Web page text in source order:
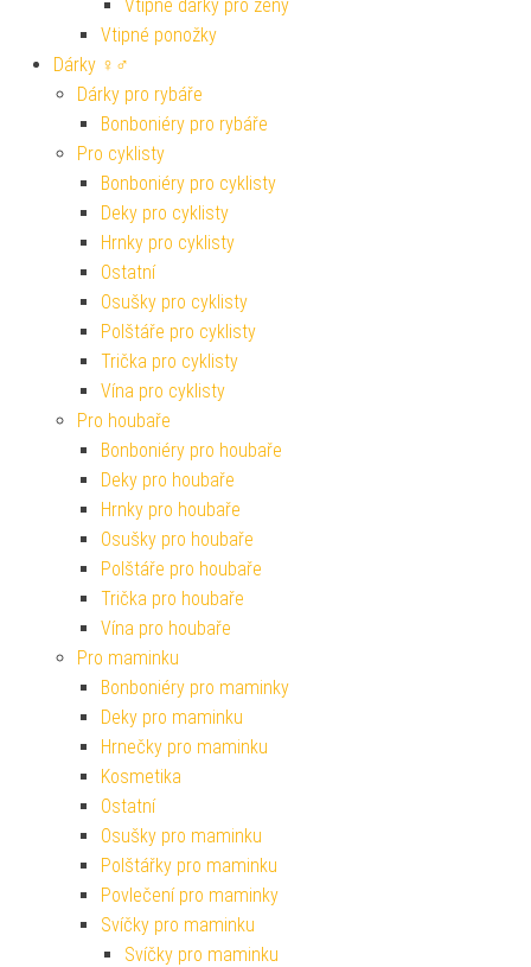
Vtipné dárky pro ženy
Vtipné ponožky
Dárky ♀♂
Dárky pro rybáře
Bonboniéry pro rybáře
Pro cyklisty
Bonboniéry pro cyklisty
Deky pro cyklisty
Hrnky pro cyklisty
Ostatní
Osušky pro cyklisty
Polštáře pro cyklisty
Trička pro cyklisty
Vína pro cyklisty
Pro houbaře
Bonboniéry pro houbaře
Deky pro houbaře
Hrnky pro houbaře
Osušky pro houbaře
Polštáře pro houbaře
Trička pro houbaře
Vína pro houbaře
Pro maminku
Bonboniéry pro maminky
Deky pro maminku
Hrnečky pro maminku
Kosmetika
Ostatní
Osušky pro maminku
Polštářky pro maminku
Povlečení pro maminky
Svíčky pro maminku
Svíčky pro maminku